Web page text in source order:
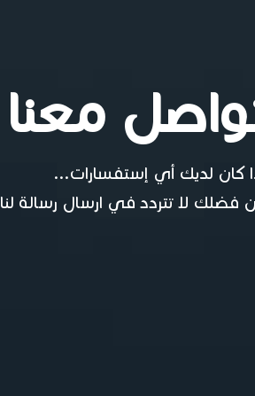
معنا
كان لديك أي إستفسارات...
فضلك لا تتردد في ارسال رسالة لنا